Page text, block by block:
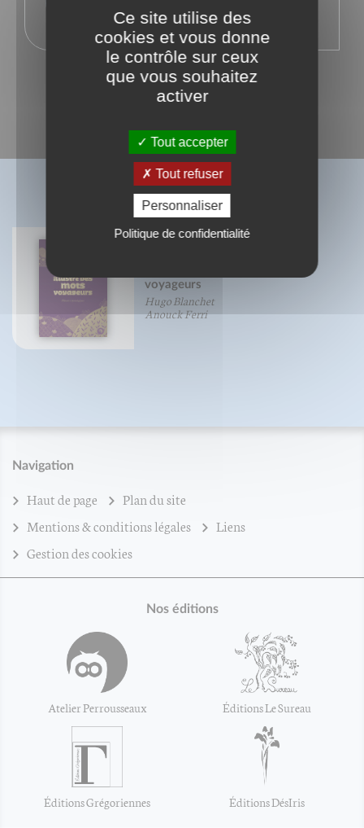
BIBLIOGRAPHIE
voyageurs
Hugo Blanchet
Anouck Ferri
Navigation
Haut de page
Plan du site
Mentions & conditions légales
Liens
Gestion des cookies
Nos éditions
Atelier Perrousseaux Éditions Le Sureau
Éditions Grégoriennes Éditions DésIris
Ce site utilise des
cookies et vous donne
le contrôle sur ceux
que vous souhaitez
activer
Tout accepter
Tout refuser
Personnaliser
Politique de confidentialité